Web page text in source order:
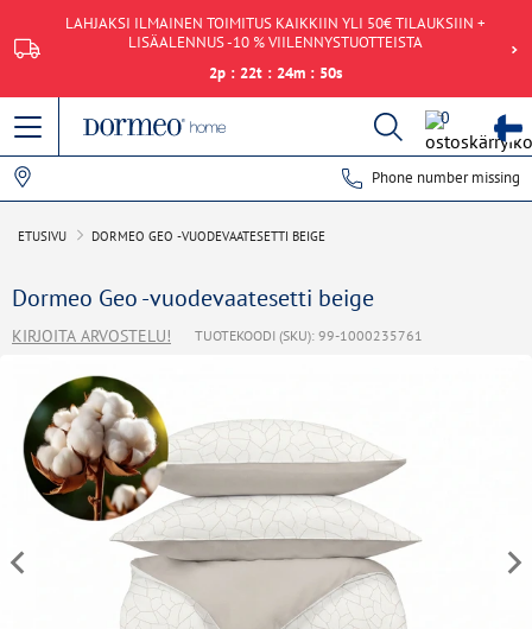
LAHJAKSI ILMAINEN TOIMITUS KAIKKIIN YLI 50€ TILAUKSIIN +
LISÄALENNUS -10 % VIILENNYSTUOTTEISTA
2p : 22t : 24m : 49s
0
Phone number missing